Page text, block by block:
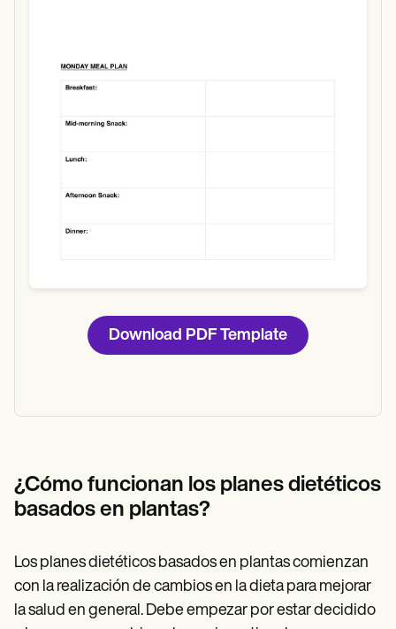
Download PDF Template
¿Cómo funcionan los planes dietéticos
basados en plantas?
Los planes dietéticos basados en plantas comienzan
con la realización de cambios en la dieta para mejorar
la salud en general. Debe empezar por estar decidido